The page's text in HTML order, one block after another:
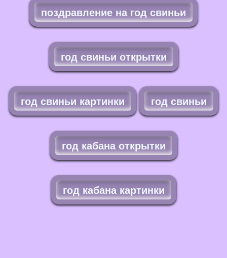
поздравление на год свиньи
год свиньи открытки
год свиньи картинки год свиньи
год кабана открытки
год кабана картинки